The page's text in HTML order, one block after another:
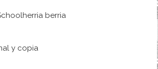
berria
y copia